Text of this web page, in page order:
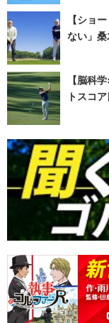
【ショ
ない」
【脳科
トスコ